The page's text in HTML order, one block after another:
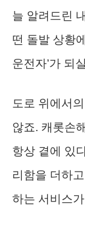
늘 알려드린
떤 돌발 상황
운전자’가 되
도로 위에서
않죠. 캐롯손
항상 곁에 있
리함을 더하
하는 서비스